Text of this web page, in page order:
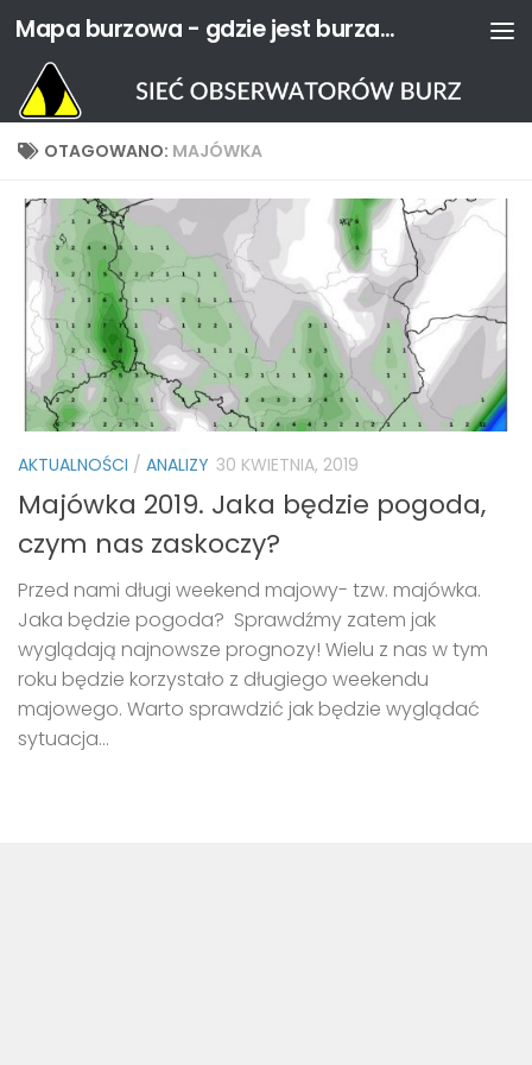
Przejdź do treści Mapa burzowa - gdzie jest burza? | Sieć Obserwatorów Burz
OTAGOWANO: MAJÓWKA
AKTUALNOŚCI / ANALIZY 30 KWIETNIA, 2019
Majówka 2019. Jaka będzie pogoda,
czym nas zaskoczy?
Przed nami długi weekend majowy- tzw. majówka.
Jaka będzie pogoda? Sprawdźmy zatem jak
wyglądają najnowsze prognozy! Wielu z nas w tym
roku będzie korzystało z długiego weekendu
majowego. Warto sprawdzić jak będzie wyglądać
sytuacja...